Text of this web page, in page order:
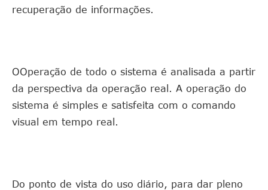
recuperação de informações.
OOperação de todo o sistema é analisada a partir
da perspectiva da operação real. A operação do
sistema é simples e satisfeita com o comando
visual em tempo real.
Do ponto de vista do uso diário, para dar pleno